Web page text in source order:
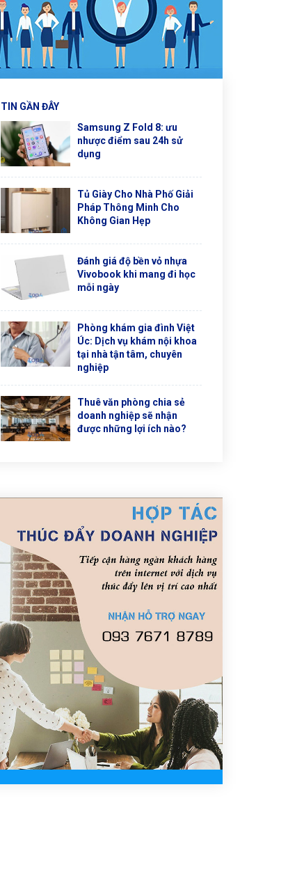
TIN GẦN ĐÂY
Samsung Z Fold 8: ưu
nhược điểm sau 24h sử
dụng
Tủ Giày Cho Nhà Phố Giải
Pháp Thông Minh Cho
Không Gian Hẹp
Đánh giá độ bền vỏ nhựa
Vivobook khi mang đi học
mỗi ngày
Phòng khám gia đình Việt
Úc: Dịch vụ khám nội khoa
tại nhà tận tâm, chuyên
nghiệp
Thuê văn phòng chia sẻ
doanh nghiệp sẽ nhận
được những lợi ích nào?